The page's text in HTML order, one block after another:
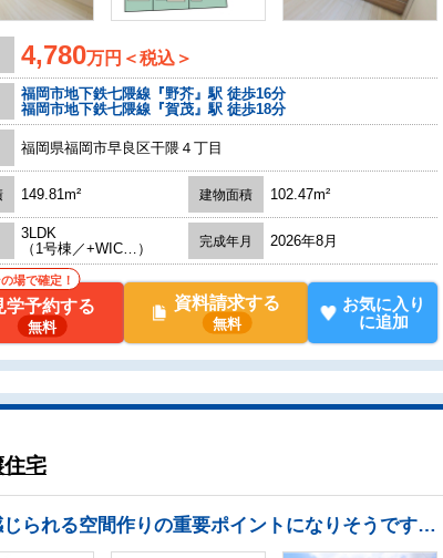
4,780万円＜税込＞
福岡市地下鉄七隈線『野芥』駅 徒歩16分
福岡市地下鉄七隈線『賀茂』駅 徒歩18分
福岡県福岡市早良区干隈４丁目
149.81m² 建物面積 102.47m²
3LDK
（1号棟／+WIC…）
完成年月 2026年8月
場で確定！
学予約する
無料
資料請求する
無料
お気に入り
に追加
宅
●対面式のカウンターキッチンは、いつでもご家族を感じられる空間作りの重要ポイントになりそうです。 ●隙間のないなめらかな人造大理石の一体型システムキッチン ●家族や仲間が集うLDKは約18帖あり、ゆったりと寛げる空間です。 ●奥行のあるウォークインクローゼットでたっぷり収納できます！ ●食洗機は水仕事を軽減するとともに、手洗いに比べ節水効果も期待できます。